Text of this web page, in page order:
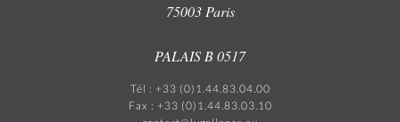
75003 Paris
PALAIS B 0517
Tél : +33 (0)1.44.83.04.00
Fax : +33 (0)1.44.83.03.10